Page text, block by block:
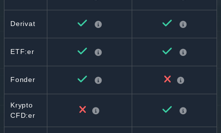
Derivat
ETF:er
Fonder
Krypto
CFD:er